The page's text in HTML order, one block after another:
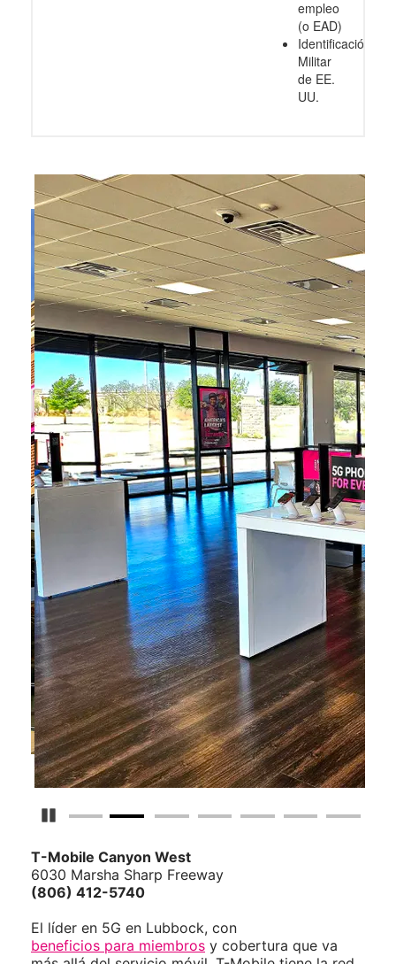
empleo
(o EAD)
Identificación
Militar
de EE.
UU.
Detener carrusel
T-Mobile Canyon West
6030 Marsha Sharp Freeway
(806) 412-5740
El líder en 5G en Lubbock, con
beneficios para miembros y cobertura que va